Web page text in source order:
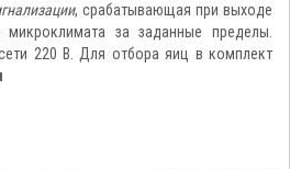
, срабатывающая при выходе
за заданные пределы.
220 В. Для отбора яиц в комплект